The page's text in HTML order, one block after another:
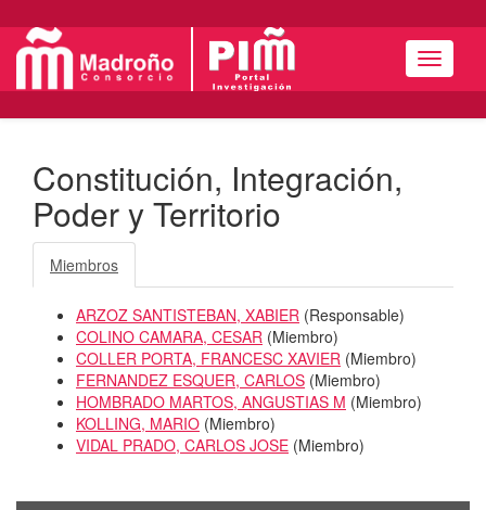
Menú
Constitución, Integración,
Poder y Territorio
Miembros
ARZOZ SANTISTEBAN, XABIER (Responsable)
COLINO CAMARA, CESAR (Miembro)
COLLER PORTA, FRANCESC XAVIER (Miembro)
FERNANDEZ ESQUER, CARLOS (Miembro)
HOMBRADO MARTOS, ANGUSTIAS M (Miembro)
KOLLING, MARIO (Miembro)
VIDAL PRADO, CARLOS JOSE (Miembro)